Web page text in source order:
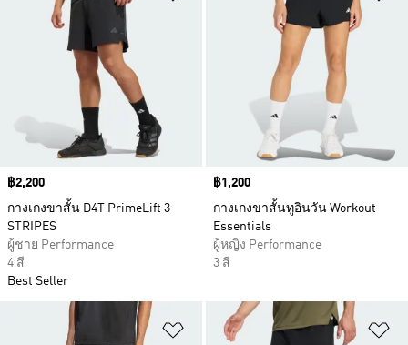
Price
฿2,200
กางเกงขาสั้น D4T PrimeLift 3
STRIPES
ผู้ชาย Performance
4 สี
Best Seller
Price
฿1,200
กางเกงขาสั้นทูอินวัน Workout
Essentials
ผู้หญิง Performance
3 สี
เพิ่มไปยังรายการสินค้าโปรด